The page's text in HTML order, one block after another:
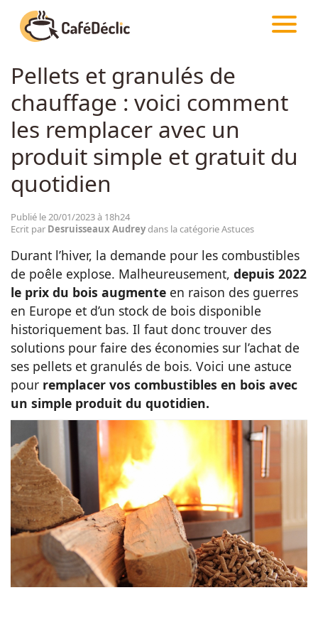
Créativité
Food
Insolite
Emotion
Animaux
Famille
Santé
CAFÉDÉCLIC ARTICLES ASTUCES
Pellets et granulés de
chauffage : voici comment
les remplacer avec un
produit simple et gratuit du
quotidien
Publié le 20/01/2023 à 18h24
Ecrit par Desruisseaux Audreydans la catégorie Astuces
Durant l’hiver, la demande pour les combustibles
de poêle explose. Malheureusement, depuis 2022
le prix du bois augmente en raison des guerres
en Europe et d’un stock de bois disponible
historiquement bas. Il faut donc trouver des
solutions pour faire des économies sur l’achat de
ses pellets et granulés de bois. Voici une astuce
pour remplacer vos combustibles en bois avec
un simple produit du quotidien.